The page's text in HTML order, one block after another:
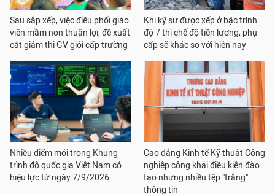
Sau sắp xếp, việc điều phối giáo
viên mầm non thuận lợi, đề xuất
cắt giảm thi GV giỏi cấp trường
Khi kỹ sư được xếp ở bậc trình
độ 7 thì chế độ tiền lương, phụ
cấp sẽ khác so với hiện nay
Nhiều điểm mới trong Khung
trình độ quốc gia Việt Nam có
hiệu lực từ ngày 7/9/2026
Cao đẳng Kinh tế Kỹ thuật Công
nghiệp công khai điều kiện đào
tạo nhưng nhiều tệp "trắng"
thông tin